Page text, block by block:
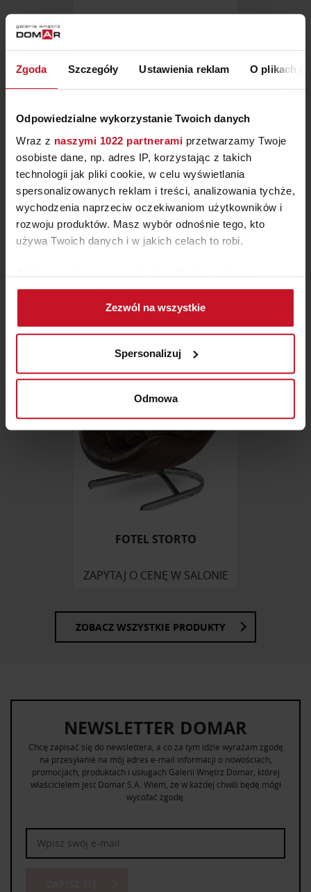
Zgoda Szczegóły Ustawienia reklam O plikach
Odpowiedzialne wykorzystanie Twoich danych
Wraz z naszymi 1022 partnerami przetwarzamy Twoje
osobiste dane, np. adres IP, korzystając z takich
technologii jak pliki cookie, w celu wyświetlania
spersonalizowanych reklam i treści, analizowania tychże,
wychodzenia naprzeciw oczekiwaniom użytkowników i
rozwoju produktów. Masz wybór odnośnie tego, kto
używa Twoich danych i w jakich celach to robi.
Jeśli wyrazisz na to zgodę, chcielibyśmy również:
Gromadzić dane dotyczące Twojej lokalizacji
geograficznej z dokładnością nawet do kilku metrów
Identyfikować Twoje urządzenie, aktywnie
(fingerprinting, czyli wirtualny odcisk palca)
Dowiedz się więcej odnośnie tego, jak Twoje osobiste
dane są przetwarzane oraz ustaw własne preferencje w
zmienić lub wycofać swoją zgodę w dowolnej chwili.
Wykorzystujemy pliki cookie do spersonalizowania treści
i reklam, aby oferować funkcje społecznościowe i
analizować ruch w naszej witrynie. Informacje o tym, jak
korzystasz z naszej witryny, udostępniamy partnerom
Partnerzy mogą połączyć te informacje z innymi danymi
korzystania z ich usług.
Zezwól na wszystkie
Spersonalizuj
Odmowa
KANAPA EMOTION
ZAPYTAJ O CENĘ W SALONIE
SOFA HORIZON
ZAPYTAJ O CENĘ W SALONIE
FOTEL STORTO
ZAPYTAJ O CENĘ W SALONIE
ZOBACZ WSZYSTKIE PRODUKTY
NEWSLETTER DOMAR
Chcę zapisać się do newslettera, a co za tym idzie wyrażam zgodę
na przesyłanie na mój adres e-mail informacji o nowościach,
promocjach, produktach i usługach Galerii Wnętrz Domar, której
właścicielem jest Domar S.A. Wiem, że w każdej chwili będę mógł
wycofać zgodę.